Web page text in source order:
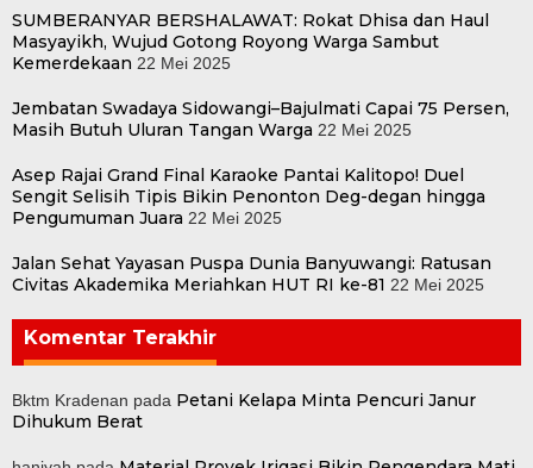
SUMBERANYAR BERSHALAWAT: Rokat Dhisa dan Haul
Masyayikh, Wujud Gotong Royong Warga Sambut
Kemerdekaan 22 Mei 2025
Jembatan Swadaya Sidowangi–Bajulmati Capai 75 Persen,
Masih Butuh Uluran Tangan Warga 22 Mei 2025
Asep Rajai Grand Final Karaoke Pantai Kalitopo! Duel
Sengit Selisih Tipis Bikin Penonton Deg-degan hingga
Pengumuman Juara 22 Mei 2025
Jalan Sehat Yayasan Puspa Dunia Banyuwangi: Ratusan
Civitas Akademika Meriahkan HUT RI ke-81 22 Mei 2025
Komentar Terakhir
Bktm Kradenan pada Petani Kelapa Minta Pencuri Janur
Dihukum Berat